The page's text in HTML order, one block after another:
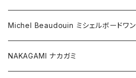
Michel Beaudouin ミシェルボードワン
NAKAGAMI ナカガミ